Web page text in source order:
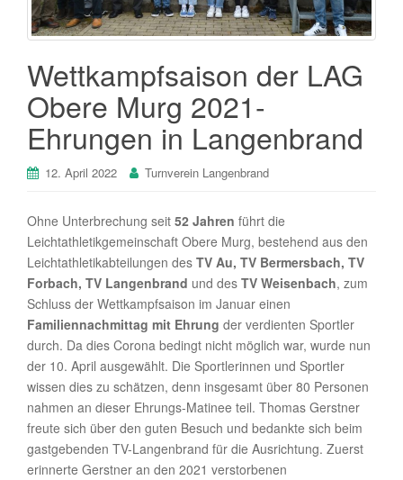
Wettkampfsaison der LAG
Obere Murg 2021-
Ehrungen in Langenbrand
12. April 2022 Turnverein Langenbrand
Ohne Unterbrechung seit 52 Jahren führt die
Leichtathletikgemeinschaft Obere Murg, bestehend aus den
Leichtathletikabteilungen des TV Au, TV Bermersbach, TV
Forbach, TV Langenbrand und des TV Weisenbach, zum
Schluss der Wettkampfsaison im Januar einen
Familiennachmittag mit Ehrung der verdienten Sportler
durch. Da dies Corona bedingt nicht möglich war, wurde nun
der 10. April ausgewählt. Die Sportlerinnen und Sportler
wissen dies zu schätzen, denn insgesamt über 80 Personen
nahmen an dieser Ehrungs-Matinee teil. Thomas Gerstner
freute sich über den guten Besuch und bedankte sich beim
gastgebenden TV-Langenbrand für die Ausrichtung. Zuerst
erinnerte Gerstner an den 2021 verstorbenen